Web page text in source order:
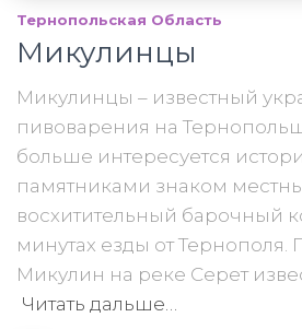
Тернопольская Область
Микулинцы
Микулинцы – известный
пивоварения на
больше интересуется
памятниками знаком
восхитительный барочный
минутах езды от Тернополя.
Микулин на реке Серет
Читать дальше…